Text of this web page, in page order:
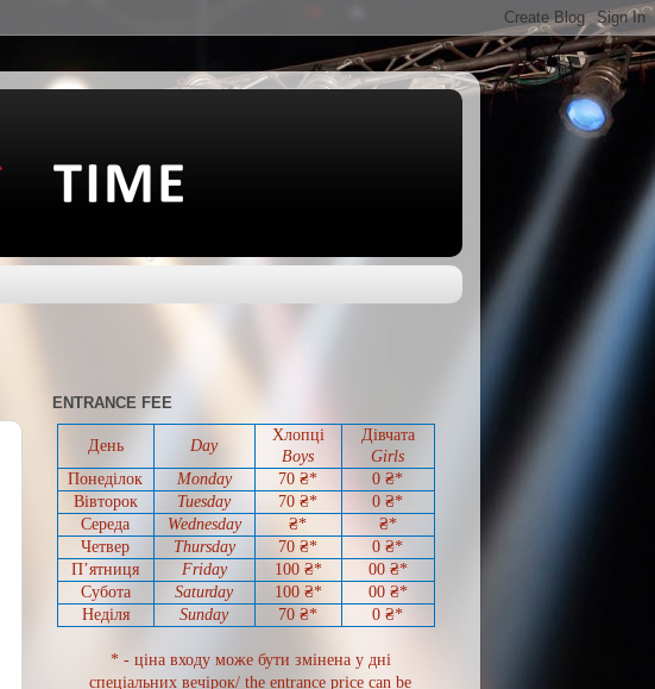
ENTRANCE FEE
День Day
Хлопці
Boys
Дівчата
Girls
Понеділок
Monday 70 ₴* 0 ₴*
Вівторок
Tuesday 70 ₴* 0 ₴*
Середа
Wednesday ₴*
₴*
Четвер
Thursday 70 ₴* 0 ₴*
П’ятниця
Friday 100 ₴* 00₴*
Субота
Saturday 100 ₴* 00₴*
Неділя
Sunday 70 ₴* 0 ₴*
* - ціна входу може бути змінена у дні
спеціальних вечірок/ the entrance price can be